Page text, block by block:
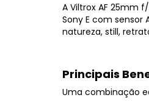
A Viltrox AF 25mm
Sony E com
natureza, still,
Principais
Uma combinação